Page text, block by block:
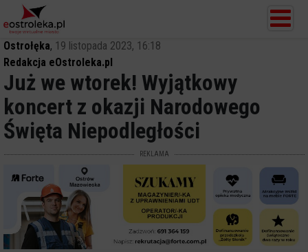
Ostrołęka, 19 listopada 2023, 16:18
Redakcja eOstroleka.pl
Już we wtorek! Wyjątkowy
koncert z okazji Narodowego
Święta Niepodległości
REKLAMA